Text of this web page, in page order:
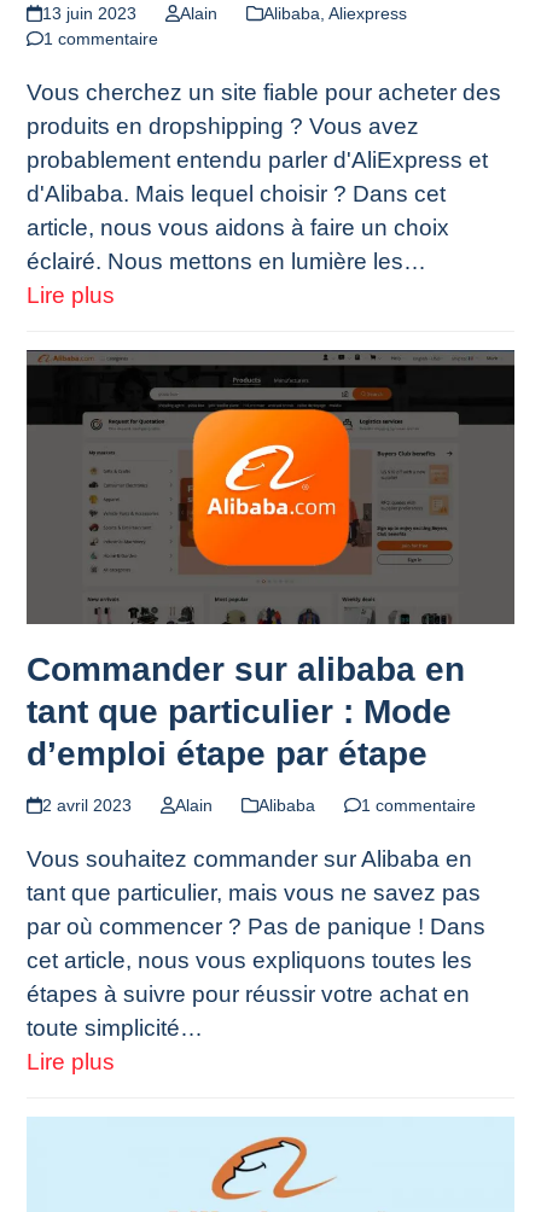
13 juin 2023 Alain Alibaba, Aliexpress
1 commentaire
Vous cherchez un site fiable pour acheter des
produits en dropshipping ? Vous avez
probablement entendu parler d'AliExpress et
d'Alibaba. Mais lequel choisir ? Dans cet
article, nous vous aidons à faire un choix
éclairé. Nous mettons en lumière les…
Lire plus
Commander sur alibaba en
tant que particulier : Mode
d’emploi étape par étape
2 avril 2023 Alain Alibaba 1 commentaire
Vous souhaitez commander sur Alibaba en
tant que particulier, mais vous ne savez pas
par où commencer ? Pas de panique ! Dans
cet article, nous vous expliquons toutes les
étapes à suivre pour réussir votre achat en
toute simplicité…
Lire plus